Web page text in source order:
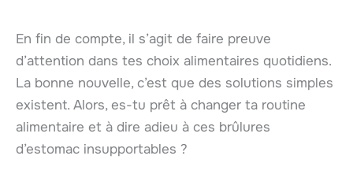
En fin de compte, il s’agit de faire preuve
d’attention dans tes choix alimentaires quotidiens.
La bonne nouvelle, c’est que des solutions simples
existent. Alors, es-tu prêt à changer ta routine
alimentaire et à dire adieu à ces brûlures
d’estomac insupportables ?